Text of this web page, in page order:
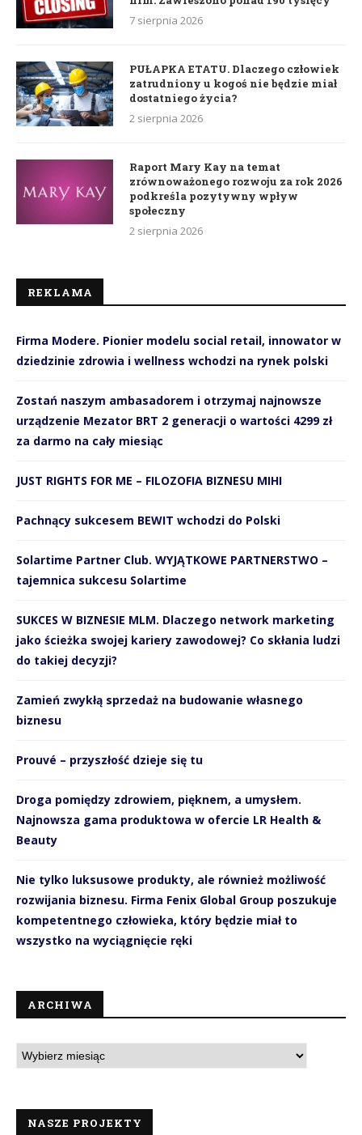
7 sierpnia 2026
PUŁAPKA ETATU. Dlaczego człowiek
zatrudniony u kogoś nie będzie miał
dostatniego życia?
2 sierpnia 2026
Raport Mary Kay na temat
zrównoważonego rozwoju za rok 2026
podkreśla pozytywny wpływ
społeczny
2 sierpnia 2026
REKLAMA
Firma Modere. Pionier modelu social retail, innowator w
dziedzinie zdrowia i wellness wchodzi na rynek polski
Zostań naszym ambasadorem i otrzymaj najnowsze
urządzenie Mezator BRT 2 generacji o wartości 4299 zł
za darmo na cały miesiąc
JUST RIGHTS FOR ME – FILOZOFIA BIZNESU MIHI
Pachnący sukcesem BEWIT wchodzi do Polski
Solartime Partner Club. WYJĄTKOWE PARTNERSTWO –
tajemnica sukcesu Solartime
SUKCES W BIZNESIE MLM. Dlaczego network marketing
jako ścieżka swojej kariery zawodowej? Co skłania ludzi
do takiej decyzji?
Zamień zwykłą sprzedaż na budowanie własnego
biznesu
Prouvé – przyszłość dzieje się tu
Droga pomiędzy zdrowiem, pięknem, a umysłem.
Najnowsza gama produktowa w ofercie LR Health &
Beauty
Nie tylko luksusowe produkty, ale również możliwość
rozwijania biznesu. Firma Fenix Global Group poszukuje
kompetentnego człowieka, który będzie miał to
wszystko na wyciągnięcie ręki
ARCHIWA
NASZE PROJEKTY